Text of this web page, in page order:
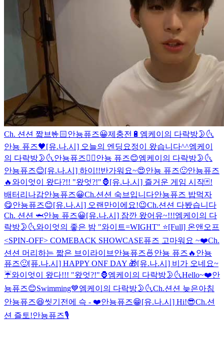
Ch. 션션 짧브🤟🏻안뇽퓨즈😀제충전🔋 엠케이의 다락방🌛🌜
안뇽 퓨즈🖤[유.나.시] 오늘의 엔딩요정이 왔습니다^^엠케이
의 다락방🌛🌜안뇽퓨즈👍🏻안뇽 퓨즈😊엠케이의 다락방🌛🌜
안뇽퓨즈😊[유.나.시] 하이!!반가워요~😍안뇽 퓨즈🙂안뇽퓨즈
🔥와이엇이 왔다?!! "왔엇?!"🦍[유.나.시] 즐거운 게임 시작🃏!
배터리나감안뇽퓨즈😀Ch.션션 숙브입니다안뇽퓨즈 밥먹자
😋안뇽퓨즈😊[유.나.시] 오랜만이에요!😉Ch.션션 다봤습니다
Ch. 션션 🦈안뇽 퓨즈😀[유.나.시] 잠깐 왔어유~!!!엠케이의 다
락방🌛🌜와이엇의 좋은 밤 "와이트=WIGHT" ⭐️[Full] 온앤오프
<SPIN-OFF> COMEBACK SHOWCASE퓨즈 고마워요 ~❤️Ch.
션션 머리하는 짧은 브이라이브 안뇽퓨즈🍜 안뇽 퓨즈🔥 안뇽
퓨즈🙂[퓨.나.시] HAPPY ONF DAY 🎁[유.나.시] 비가 오네요~
☔️와이엇이 왔다!!! "왔엇?!"🦍엠케이의 다락방🌛🌜Hello~❤️안
뇽퓨즈😊Swimming💙엠케이의 다락방🌛🌜Ch.션션 늦은아침
안뇽퓨즈😆씻기전에 슥 - ❤️안뇽퓨즈😁[유.나.시] Hi!😎Ch.션
션 즐토!안뇽퓨즈🎙